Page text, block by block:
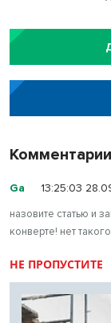
Комментарии
Ga 13:25:03
назовите статью и
конверте! нет
НЕ ПРОПУСТИТЕ